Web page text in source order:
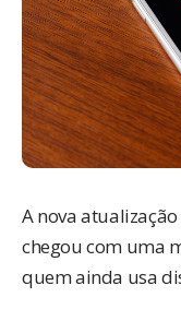
A nova
chegou com uma
quem ainda usa